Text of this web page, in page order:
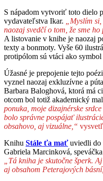
S nápadom vytvoriť toto dielo
vydavateľstva Ikar.
„Myslím
naozaj svedčí o tom, že sme
A listovanie v knihe je naozaj
texty a bonmoty. Vyše 60
protipólom sú vtáci ako symbol
Úžasné je prepojenie tejto
vyznel naozaj exkluzívne a
Barbara Baloghová, ktorá má
otcom bol totiž akademický
ponuka, moje dizajnérske
bolo správne pospájať
obsahovo, aj vizuálne,“
Knihu Stále ťa maťuviedli do
Gabriela Marcinková,
„Tá kniha je skutočne šperk.
aj obsahom Peterajových